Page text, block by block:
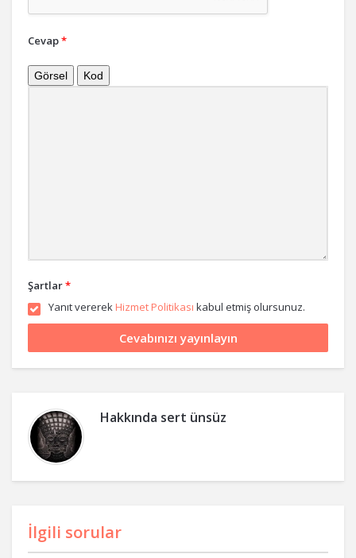
Cevap*
Görsel Kod
Şartlar*
Yanıt vererek Hizmet Politikası kabul etmiş olursunuz.
Hakkında sert ünsüz
İlgili sorular